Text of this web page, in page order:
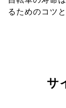
るためのコツ
サ